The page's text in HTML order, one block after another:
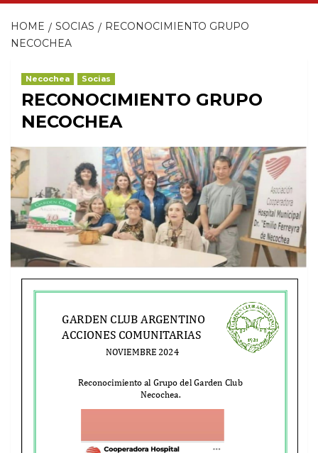
HOME SOCIAS
RECONOCIMIENTO GRUPO
NECOCHEA
Necochea Socias
RECONOCIMIENTO GRUPO
NECOCHEA